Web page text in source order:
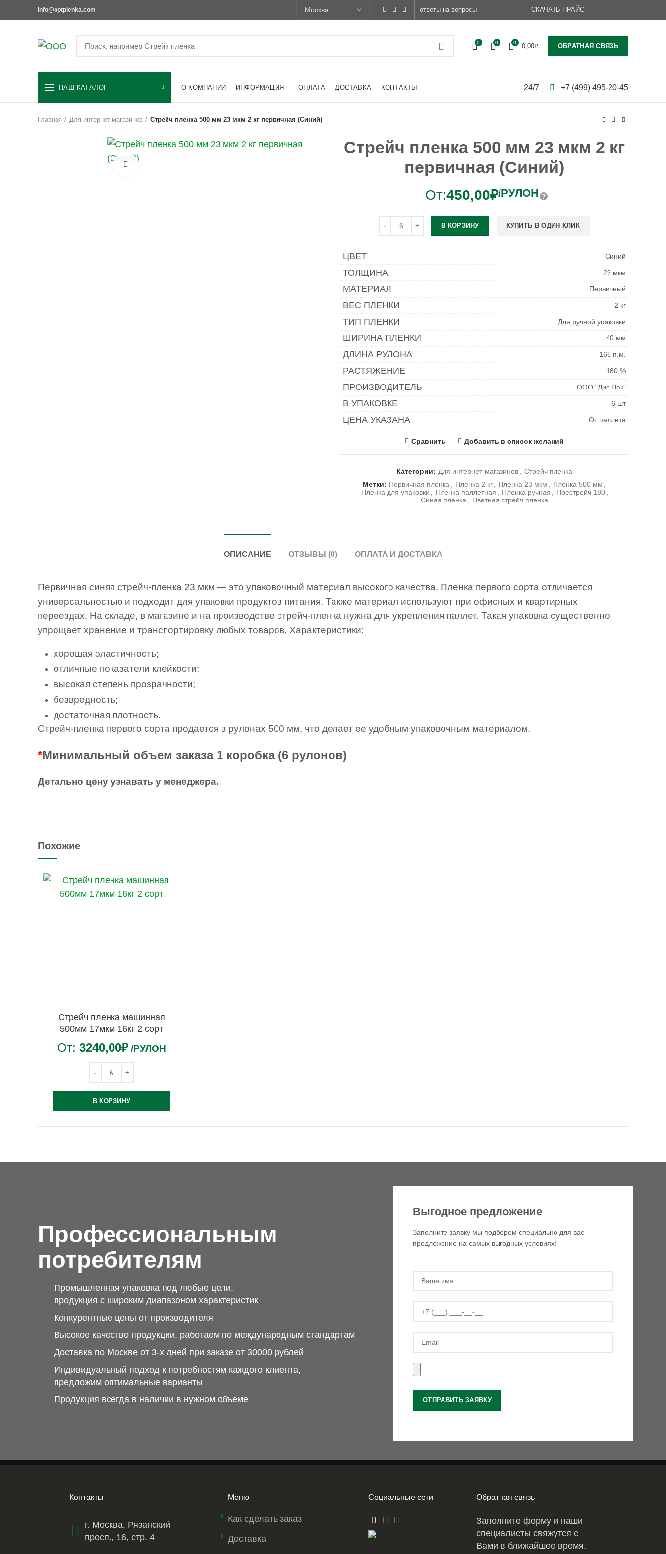
info@optplenka.com ответы на вопросы СКАЧАТЬ ПРАЙС
0 0 0 0,00₽ ОБРАТНАЯ СВЯЗЬ
НАШ КАТАЛОГ О КОМПАНИИ ИНФОРМАЦИЯ ОПЛАТА ДОСТАВКА КОНТАКТЫ 24/7 +7 (499) 495-20-45
Главная Для интернет-магазинов Стрейч пленка 500 мм 23 мкм 2 кг первичная (Синий)
Увеличить
Стрейч пленка 500 мм 23 мкм 2 кг
первичная (Синий)
От:450,00₽/РУЛОН
В КОРЗИНУ КУПИТЬ В ОДИН КЛИК
ЦВЕТ Синий
ТОЛЩИНА 23 мкм
МАТЕРИАЛ Первичный
ВЕС ПЛЕНКИ 2 кг
ТИП ПЛЕНКИ Для ручной упаковки
ШИРИНА ПЛЕНКИ 40 мм
ДЛИНА РУЛОНА 165 п.м.
РАСТЯЖЕНИЕ 180 %
ПРОИЗВОДИТЕЛЬ ООО "Дис Пак"
В УПАКОВКЕ 6 шт
ЦЕНА УКАЗАНА От паллета
Сравнить Добавить в список желаний
Категории: Для интернет-магазинов
Стрейч пленка
Метки: Первичная пленка Пленка 2 кг Пленка 23 мкм Пленка 500 мм
Пленка для упаковки
Пленка паллетная Пленка ручная Престрейч 180
Синяя пленка
Цветная стрейч пленка
ОПИСАНИЕ ОТЗЫВЫ (0) ОПЛАТА И ДОСТАВКА
Первичная синяя стрейч-пленка 23 мкм — это упаковочный материал высокого качества. Пленка первого сорта отличается
универсальностью и подходит для упаковки продуктов питания. Также материал используют при офисных и квартирных
переездах. На складе, в магазине и на производстве стрейч-пленка нужна для укрепления паллет. Такая упаковка существенно
упрощает хранение и транспортировку любых товаров. Характеристики:
хорошая эластичность;
отличные показатели клейкости;
высокая степень прозрачности;
безвредность;
достаточная плотность.
Стрейч-пленка первого сорта продается в рулонах 500 мм, что делает ее удобным упаковочным материалом.
*Минимальный объем заказа 1 коробка (6 рулонов)
Детально цену узнавать у менеджера.
Похожие
Стрейч пленка машинная
500мм 17мкм 16кг 2 сорт
От: 3240,00₽ /РУЛОН
В КОРЗИНУ
Профессиональным
потребителям
Промышленная упаковка под любые цели,
продукция с широким диапазоном характеристик
Конкурентные цены от производителя
Высокое качество продукции, работаем по международным стандартам
Доставка по Москве от 3-х дней при заказе от 30000 рублей
Индивидуальный подход к потребностям каждого клиента,
предложим оптимальные варианты
Продукция всегда в наличии в нужном объеме
Выгодное предложение
Заполните заявку мы подберем специально для вас
предложение на самых выгодных условиях!
Контакты
г. Москва, Рязанский
просп., 16, стр. 4
Меню
Как сделать заказ
Доставка
Социальные сети Обратная связь
Заполните форму и наши
специалисты свяжутся с
Вами в ближайшее время.